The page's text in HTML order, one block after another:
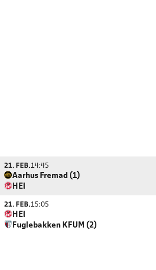
21. FEB.14:45
Aarhus Fremad (1)
HEI
21. FEB.15:05
HEI
Fuglebakken KFUM (2)